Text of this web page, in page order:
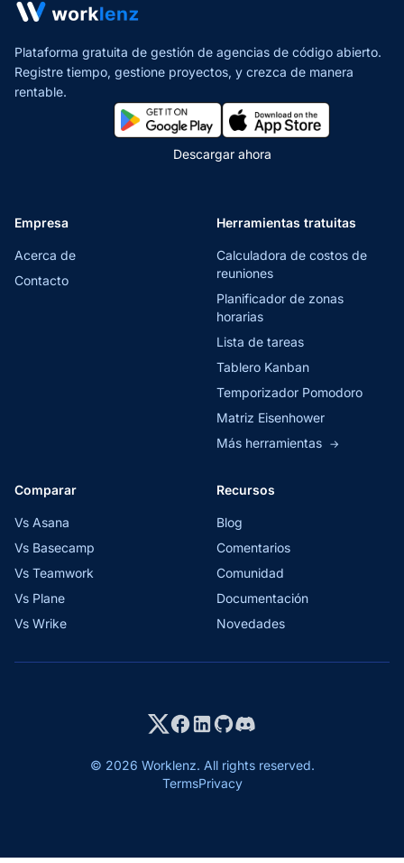
Plataforma gratuita de gestión de agencias de código abierto.
Registre tiempo, gestione proyectos, y crezca de manera
rentable.
Descargar ahora
Empresa
Acerca de
Contacto
Herramientas tratuitas
Calculadora de costos de
reuniones
Planificador de zonas
horarias
Lista de tareas
Tablero Kanban
Temporizador Pomodoro
Matriz Eisenhower
Más herramientas →
Comparar
Vs Asana
Vs Basecamp
Vs Teamwork
Vs Plane
Vs Wrike
Recursos
Blog
Comentarios
Comunidad
Documentación
Novedades
© 2026 Worklenz. All rights reserved.
TermsPrivacy